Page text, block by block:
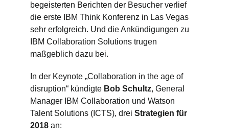
begeisterten Berichten der Besucher verlief
die erste IBM Think Konferenz in Las Vegas
sehr erfolgreich. Und die Ankündigungen zu
IBM Collaboration Solutions trugen
maßgeblich dazu bei.
In der Keynote „Collaboration in the age of
disruption“ kündigte Bob Schultz, General
Manager IBM Collaboration und Watson
Talent Solutions (ICTS), dreiStrategien für
2018 an: